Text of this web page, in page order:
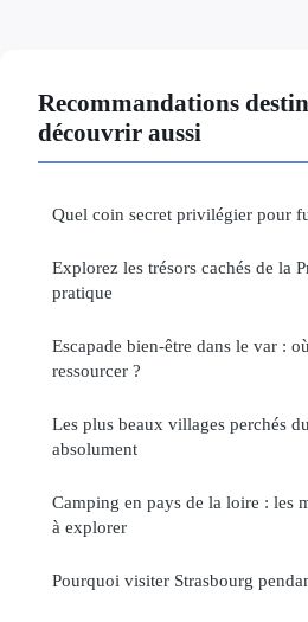
Recommandations
découvrir aussi
Quel coin secret privilégier pour
Explorez les trésors cachés de la
pratique
Escapade bien-être dans le var :
ressourcer ?
Les plus beaux villages perchés
absolument
Camping en pays de la loire : les
à explorer
Pourquoi visiter Strasbourg